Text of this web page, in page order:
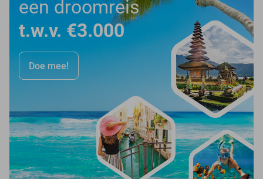
een droomreis
t.w.v. €3.000
Doe mee!